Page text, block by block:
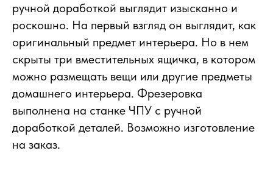
ручной доработкой выглядит изысканно и
роскошно. На первый взгляд он выглядит, как
оригинальный предмет интерьера. Но в нем
скрыты три вместительных ящичка, в котором
можно размещать вещи или другие предметы
домашнего интерьера. Фрезеровка
выполнена на станке ЧПУ с ручной
доработкой деталей. Возможно изготовление
на заказ.